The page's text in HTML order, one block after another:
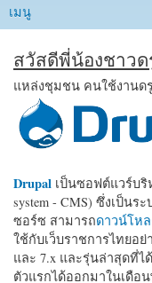
Main menu
เมนู
สวัสดีพี่น้องชาว
แหล่งชุมชน คนใช้งานด
Drupal เป็นซอฟต์แวร์บริห
system - CMS) ซึ่งเป็น
ซอร์ซ สามารถดาวน์โห
ใช้กับเว็บราชการไทยอ
และ 7.x และรุ่นล่าสุดที่ไ
ตัวแรกได้ออกมาในเดือ